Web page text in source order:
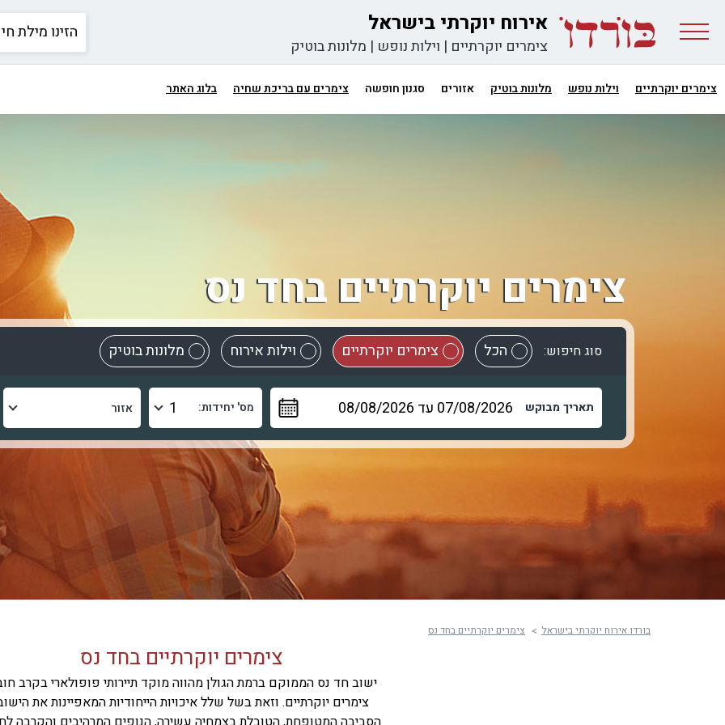
אירוח יוקרתי בישראל
צימרים יוקרתיים | וילות נופש | מלונות בוטיק
צימרים יוקרתיים וילות נופש מלונות בוטיק אזורים סגנון חופשה צימרים עם בריכת שחיה בלוג האתר
צימרים יוקרתיים בחד נס
סוג חיפוש: הכל צימרים יוקרתיים וילות אירוח מלונות בוטיק
תאריך מבוקש מס' יחידות:
בורדו אירוח יוקרתי בישראל צימרים יוקרתיים בחד נס
צימרים יוקרתיים בחד נס
ישוב חד נס הממוקם ברמת הגולן מהווה מוקד תיירותי פופולארי בקרב
צימרים יוקרתיים. וזאת בשל שלל איכויות הייחודיות המאפיינות את